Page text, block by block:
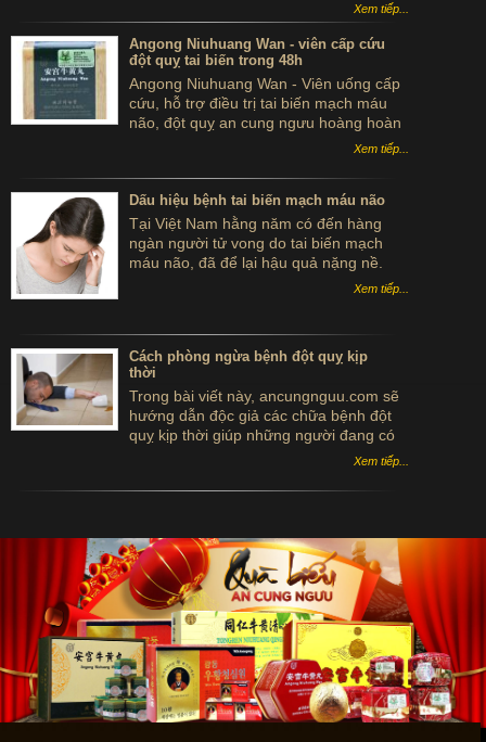
Xem tiếp...
Angong Niuhuang Wan - viên cấp cứu
đột quỵ tai biến trong 48h
Angong Niuhuang Wan - Viên uống cấp
cứu, hỗ trợ điều trị tai biến mạch máu
não, đột quỵ an cung ngưu hoàng hoàn
hộp gỗ màu xanh bắc kinh đồng nhân
Xem tiếp...
Dấu hiệu bệnh tai biến mạch máu não
Tại Việt Nam hằng năm có đến hàng
ngàn người tử vong do tai biến mạch
máu não, đã để lại hậu quả nặng nề.
Sau đây là một số dấu hiệu của bệnh tai
biến mạch máu não mà bạn cần biết để
Xem tiếp...
Cách phòng ngừa bệnh đột quỵ kịp
thời
Trong bài viết này, ancungnguu.com sẽ
hướng dẫn độc giả các chữa bệnh đột
quỵ kịp thời giúp những người đang có
nguy cơ mắc phải căn bệnh này hoặc lo
sợ đột quỵ tái phát tránh được nguy cơ
tử vong và di chứng nặng nề sau này.
Xem tiếp...